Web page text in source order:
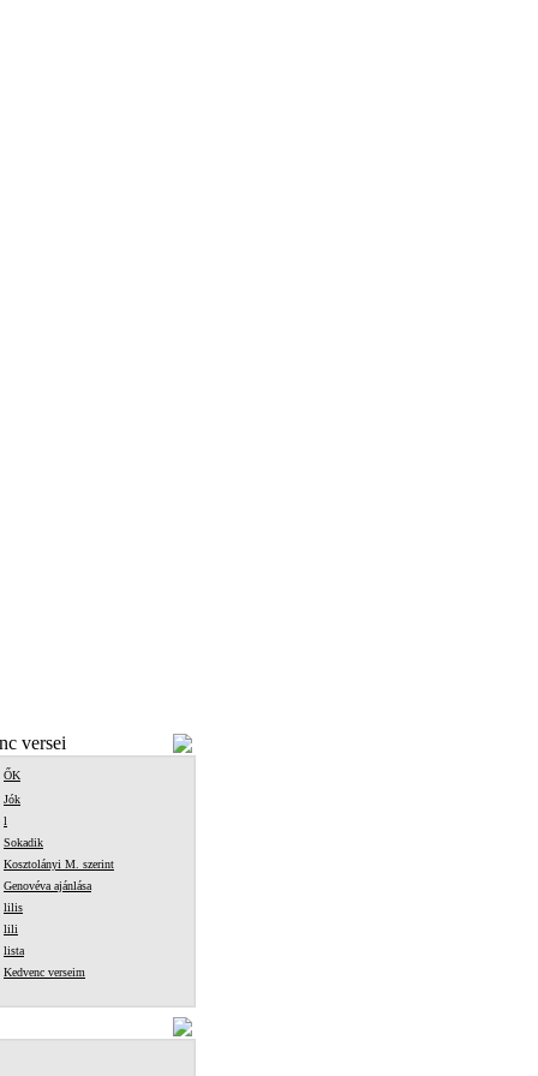
versei
ŐK
Jók
l
Sokadik
Kosztolányi M. szerint
Genovéva ajánlása
lilis
lili
lista
Kedvenc verseim